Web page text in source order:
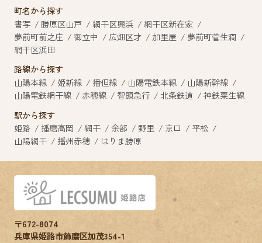
町名から探す
書写
勝原区山戸 網干区興浜
網干区新在家
夢前町前之庄
御立中 広畑区才 加里屋
夢前町菅生澗
網干区浜田
路線から探す
山陽本線
姫新線 播但線 山陽電鉄本線
山陽新幹線
山陽電鉄網干線
赤穂線 智頭急行 北条鉄道
神鉄粟生線
駅から探す
姫路
播磨高岡 網干 余部 野里 京口
平松
山陽網干
播州赤穂 はりま勝原
〒672-8074
兵庫県姫路市飾磨区加茂354-1